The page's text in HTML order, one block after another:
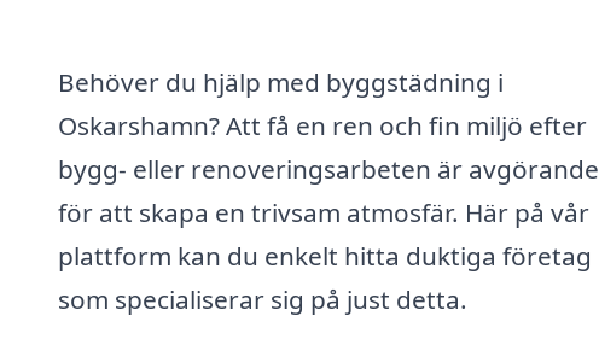
Behöver du hjälp med byggstädning i
Oskarshamn? Att få en ren och fin miljö efter
bygg- eller renoveringsarbeten är avgörande
för att skapa en trivsam atmosfär. Här på vår
plattform kan du enkelt hitta duktiga företag
som specialiserar sig på just detta.